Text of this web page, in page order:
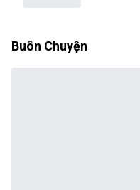
Buôn Chuyện